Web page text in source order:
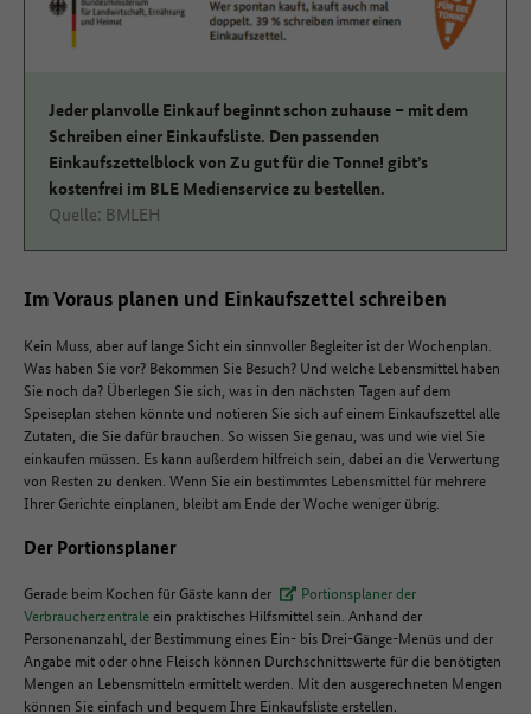
Jeder planvolle Einkauf beginnt schon zuhause – mit dem
Schreiben einer Einkaufsliste. Den passenden
Einkaufszettelblock von Zu gut für die Tonne! gibt’s
kostenfrei im BLE Medienservice zu bestellen.
Quelle: BMLEH
Im Voraus planen und Einkaufszettel schreiben
Kein Muss, aber auf lange Sicht ein sinnvoller Begleiter ist der Wochenplan.
Was haben Sie vor? Bekommen Sie Besuch? Und welche Lebensmittel haben
Sie noch da? Überlegen Sie sich, was in den nächsten Tagen auf dem
Speiseplan stehen könnte und notieren Sie sich auf einem Einkaufszettel alle
Zutaten, die Sie dafür brauchen. So wissen Sie genau, was und wie viel Sie
einkaufen müssen. Es kann außerdem hilfreich sein, dabei an die Verwertung
von Resten zu denken. Wenn Sie ein bestimmtes Lebensmittel für mehrere
Ihrer Gerichte einplanen, bleibt am Ende der Woche weniger übrig.
Der Portionsplaner
Gerade beim Kochen für Gäste kann der
Portionsplaner der
Verbraucherzentraleein praktisches Hilfsmittel sein. Anhand der
Personenanzahl, der Bestimmung eines Ein- bis Drei-Gänge-Menüs und der
Angabe mit oder ohne Fleisch können Durchschnittswerte für die benötigten
Mengen an Lebensmitteln ermittelt werden. Mit den ausgerechneten Mengen
können Sie einfach und bequem Ihre Einkaufsliste erstellen.